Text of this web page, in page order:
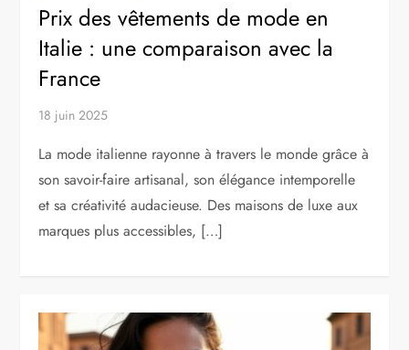
Prix des vêtements de mode en
Italie : une comparaison avec la
France
18 juin 2025
La mode italienne rayonne à travers le monde grâce à
son savoir-faire artisanal, son élégance intemporelle
et sa créativité audacieuse. Des maisons de luxe aux
marques plus accessibles, […]